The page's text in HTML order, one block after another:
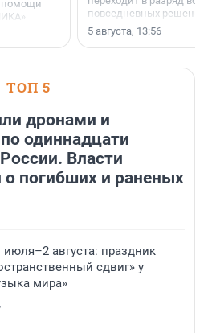
помощи
повседневных
5 августа, 13:56
ТОП 5
дронами и
одиннадцати
Власти
погибших и раненых
июля–2 августа: праздник
сдвиг» у
мира»